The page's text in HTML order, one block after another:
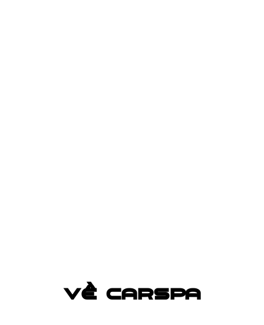
VỀ CARSPA